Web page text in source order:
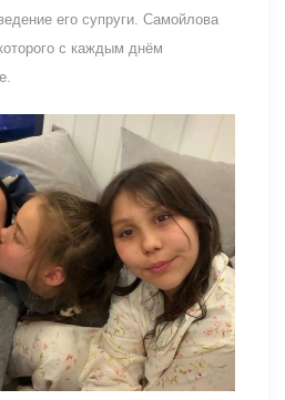
его супруги. Самойлова
с каждым днём